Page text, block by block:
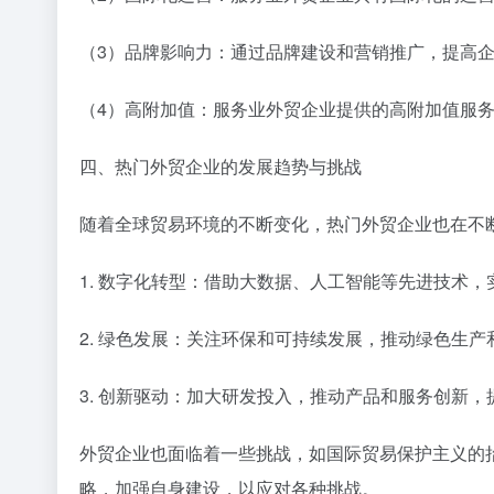
（3）品牌影响力：通过品牌建设和营销推广，提高
（4）高附加值：服务业外贸企业提供的高附加值服
四、热门外贸企业的发展趋势与挑战
随着全球贸易环境的不断变化，热门外贸企业也在
1. 数字化转型：借助大数据、人工智能等先进技术
2. 绿色发展：关注环保和可持续发展，推动绿色生产
3. 创新驱动：加大研发投入，推动产品和服务创新，
外贸企业也面临着一些挑战，如国际贸易保护主义
略，加强自身建设，以应对各种挑战。